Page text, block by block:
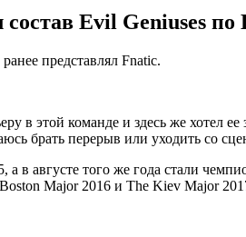
Evil Geniuses по
представлял Fnatic.
в этой команде и здесь же
брать перерыв или уходить со
в августе того же года стали
Major 2016 и The Kiev Major